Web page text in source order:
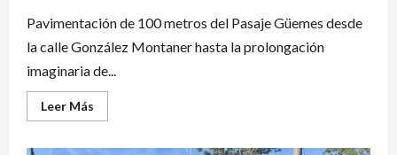
Pavimentación de 100 metros del Pasaje Güemes desde
la calle González Montaner hasta la prolongación
imaginaria de...
Leer Más